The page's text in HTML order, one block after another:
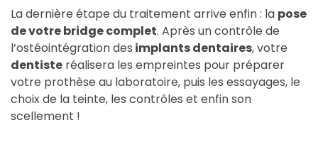
La dernière étape du traitement arrive enfin : la pose
de votre bridge complet. Après un contrôle de
l’ostéointégration des implants dentaires, votre
dentiste réalisera les empreintes pour préparer
votre prothèse au laboratoire, puis les essayages, le
choix de la teinte, les contrôles et enfin son
scellement !